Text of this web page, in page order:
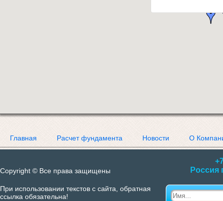
Главная Расчет фундамента Новости О
Copyright © Все права защищены
При использовании текстов с сайта, обратная
ссылка обязательна!
Россия